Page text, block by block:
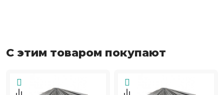
С этим товаром покупают